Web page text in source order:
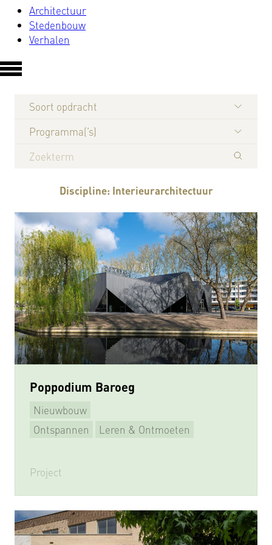
Architectuur
Stedenbouw
Verhalen
Soort opdracht
Programma(’s)
Discipline: Interieurarchitectuur
Poppodium Baroeg
Nieuwbouw
Ontspannen
Leren & Ontmoeten
Project